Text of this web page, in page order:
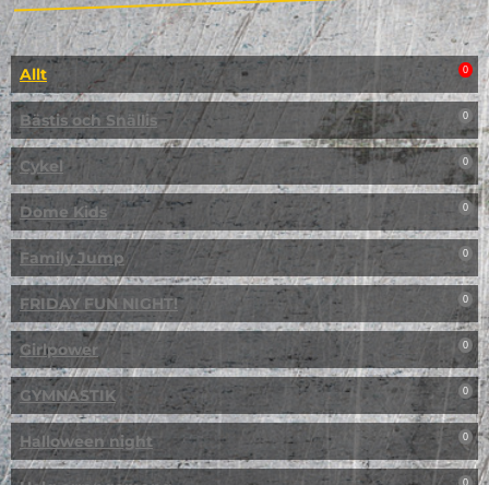
Allt 0
Bästis och Snällis 0
Cykel 0
Dome Kids 0
Family Jump 0
FRIDAY FUN NIGHT! 0
Girlpower 0
GYMNASTIK 0
Halloween night 0
0